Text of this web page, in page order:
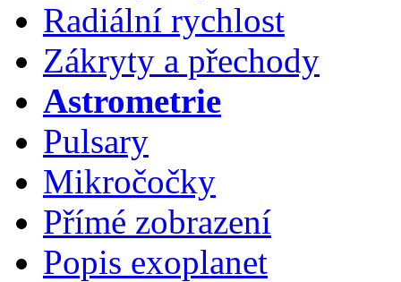
Radiální rychlost
Zákryty a přechody
Astrometrie
Pulsary
Mikročočky
Přímé zobrazení
Popis exoplanet